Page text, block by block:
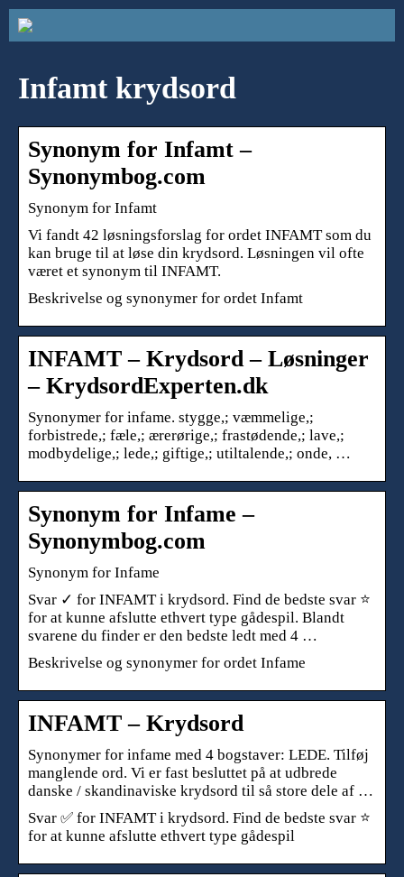
Infamt krydsord
Synonym for Infamt –
Synonymbog.com
Synonym for Infamt
Vi fandt 42 løsningsforslag for ordet INFAMT som du
kan bruge til at løse din krydsord. Løsningen vil ofte
været et synonym til INFAMT.
Beskrivelse og synonymer for ordet Infamt
INFAMT – Krydsord – Løsninger
– KrydsordExperten.dk
Synonymer for infame. stygge,; væmmelige,;
forbistrede,; fæle,; ærerørige,; frastødende,; lave,;
modbydelige,; lede,; giftige,; utiltalende,; onde, …
Synonym for Infame –
Synonymbog.com
Synonym for Infame
Svar ✓ for INFAMT i krydsord. Find de bedste svar ⭐
for at kunne afslutte ethvert type gådespil. Blandt
svarene du finder er den bedste ledt med 4 …
Beskrivelse og synonymer for ordet Infame
INFAMT – Krydsord
Synonymer for infame med 4 bogstaver: LEDE. Tilføj
manglende ord. Vi er fast besluttet på at udbrede
danske / skandinaviske krydsord til så store dele af …
Svar ✅ for INFAMT i krydsord. Find de bedste svar ⭐
for at kunne afslutte ethvert type gådespil